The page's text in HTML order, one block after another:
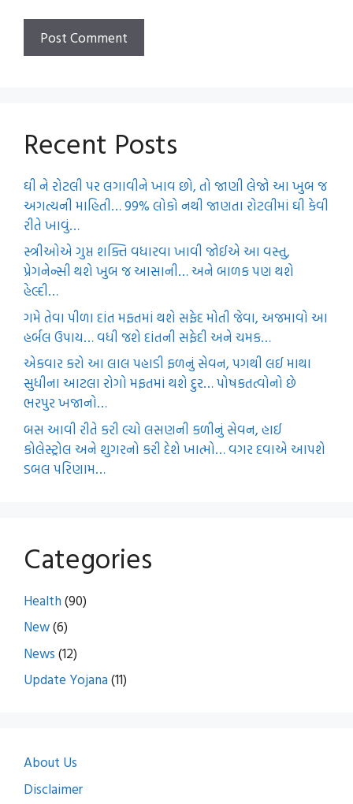
Recent Posts
ઘી ને રોટલી પર લગાવીને ખાવ છો, તો જાણી લેજો આ ખુબ જ
અગત્યની માહિતી… 99% લોકો નથી જાણતા રોટલીમાં ઘી કેવી
રીતે ખાવું…
સ્ત્રીઓએ ગુપ્ત શક્તિ વધારવા ખાવી જોઈએ આ વસ્તુ,
પ્રેગનેન્સી થશે ખુબ જ આસાની… અને બાળક પણ થશે
હેલ્દી…
ગમે તેવા પીળા દાંત મફતમાં થશે સફેદ મોતી જેવા, અજમાવો આ
હર્બલ ઉપાય… વધી જશે દાંતની સફેદી અને ચમક…
એકવાર કરો આ લાલ પહાડી ફળનું સેવન, પગથી લઈ માથા
સુધીના આટલા રોગો મફતમાં થશે દુર… પોષકતત્વોનો છે
ભરપુર ખજાનો…
બસ આવી રીતે કરી લ્યો લસણની કળીનું સેવન, હાઈ
કોલેસ્ટ્રોલ અને શુગરનો કરી દેશે ખાત્મો… વગર દવાએ આપશે
ડબલ પરિણામ…
Categories
Health (90)
New(6)
News (12)
Update Yojana (11)
About Us
Disclaimer